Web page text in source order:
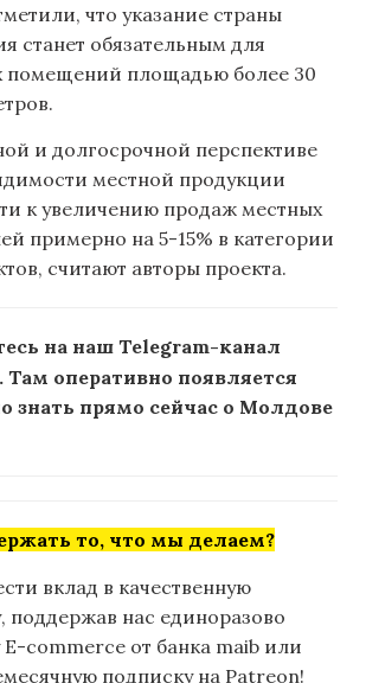
что указание страны
станет обязательным для
помещений площадью более 30
и долгосрочной перспективе
местной продукции
к увеличению продаж местных
примерно на 5-15% в категории
считают авторы проекта.
на наш Telegram-канал
. Там оперативно появляется
знать прямо сейчас о Молдове
то, что мы делаем?
вклад в качественную
поддержав нас единоразово
E-commerce от банка maib или
подписку на Patreon!